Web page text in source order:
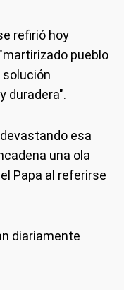
refirió hoy
pueblo
solución
duradera".
esa
una ola
Papa al referirse
diariamente